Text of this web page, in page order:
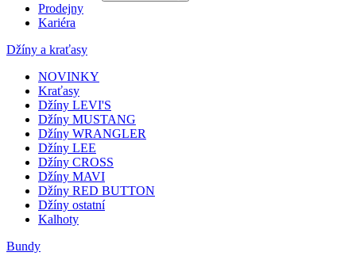
Prodejny
Kariéra
Džíny a kraťasy
NOVINKY
Kraťasy
Džíny LEVI'S
Džíny MUSTANG
Džíny WRANGLER
Džíny LEE
Džíny CROSS
Džíny MAVI
Džíny RED BUTTON
Džíny ostatní
Kalhoty
Bundy